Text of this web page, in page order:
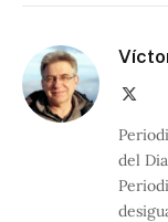
del